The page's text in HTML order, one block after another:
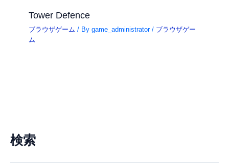
検索
Tower Defence
ブラウザゲーム / Bygame_administrator/ ブラウザゲー
ム